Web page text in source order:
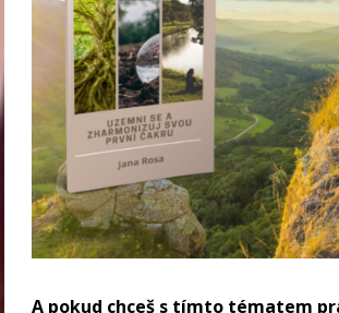
A pokud chceš s tímto tématem